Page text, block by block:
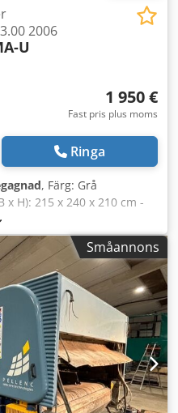
2006
U
1 950 €
Fast pris plus moms
Ringa
, Färg: Grå
x H): 215 x 240 x 210 cm -
tillgänglig: Nej - CE-
mm x 2400 mm x
[kg]: 2000 kg Dkedpfx
[styck]: 1
angivna priset är
Moms kan dras av
är möjligt när som helst för
Yorick Diebels
Småannons